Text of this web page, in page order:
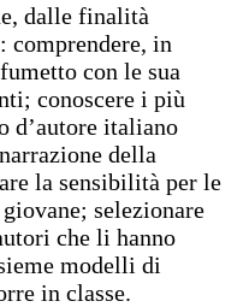
dalle finalità
comprendere, in
con le sua
conoscere i più
d’autore italiano
della
la sensibilità per le
selezionare
che li hanno
modelli di
in classe.